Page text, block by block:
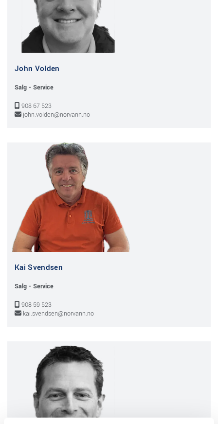
John Volden
Salg - Service
 908 67 523
 john.volden@norvann.no
Kai Svendsen
Salg - Service
 908 59 523
 kai.svendsen@norvann.no